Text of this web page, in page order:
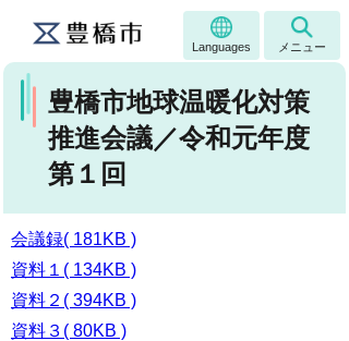
Languages メニュー
豊橋市地球温暖化対策
推進会議／令和元年度
第１回
会議録( 181KB )
資料１( 134KB )
資料２( 394KB )
資料３( 80KB )